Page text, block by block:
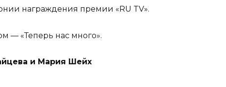
награждения премии «RU TV».
— «Теперь нас много».
и Мария Шейх